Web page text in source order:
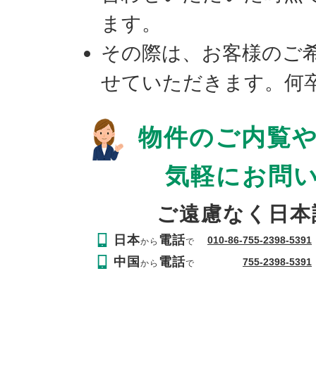
ます。
その際は、お客様のご
せていただきます。何
物件のご内覧
気軽にお問
ご遠慮なく日
日本から 電話で 010-86-755-2398-5391
中国から 電話で 755-2398-5391